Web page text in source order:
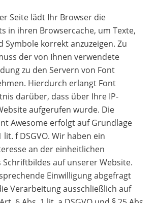
Seite lädt Ihr Browser die
in ihren Browsercache, um Texte,
Symbole korrekt anzuzeigen. Zu
der von Ihnen verwendete
zu den Servern von Font
Hierdurch erlangt Font
darüber, dass über Ihre IP-
aufgerufen wurde. Die
Awesome erfolgt auf Grundlage
lit. f DSGVO. Wir haben ein
an der einheitlichen
Schriftbildes auf unserer Website.
Einwilligung abgefragt
Verarbeitung ausschließlich auf
6 Abs. 1 lit. a DSGVO und § 25 Abs.